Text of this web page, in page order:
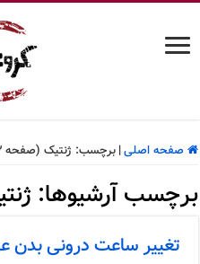
صفحه اصلی| برچسب: ژنتیک (صفحه 3)
برچسب آرشیوها:
تغییر ساعت درونی بدن